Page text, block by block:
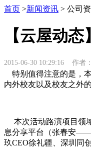
首页 >新闻资讯 > 公司
【云屋动
2015-06-30 10:29:16 作者
特别值得注意的是，
内外校友以及校友之外
本次活动路演项目领
息分享平台（张春安
玖CEO徐礼疆、深圳同